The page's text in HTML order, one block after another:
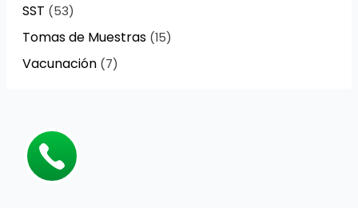
SST (53)
Tomas de Muestras(15)
Vacunación(7)